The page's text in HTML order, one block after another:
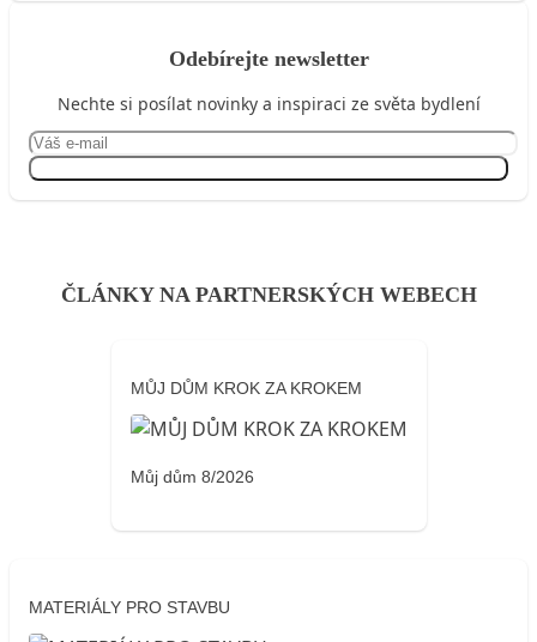
Odebírejte newsletter
Nechte si posílat novinky a inspiraci ze světa bydlení
ČLÁNKY NA PARTNERSKÝCH WEBECH
MŮJ DŮM KROK ZA KROKEM
Můj dům 8/2026
MATERIÁLY PRO STAVBU